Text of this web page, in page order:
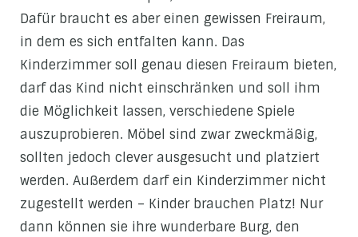
Dafür braucht es aber einen gewissen Freiraum,
in dem es sich entfalten kann. Das
Kinderzimmer soll genau diesen Freiraum bieten,
darf das Kind nicht einschränken und soll ihm
die Möglichkeit lassen, verschiedene Spiele
auszuprobieren. Möbel sind zwar zweckmäßig,
sollten jedoch clever ausgesucht und platziert
werden. Außerdem darf ein Kinderzimmer nicht
zugestellt werden – Kinder brauchen Platz! Nur
dann können sie ihre wunderbare Burg, den